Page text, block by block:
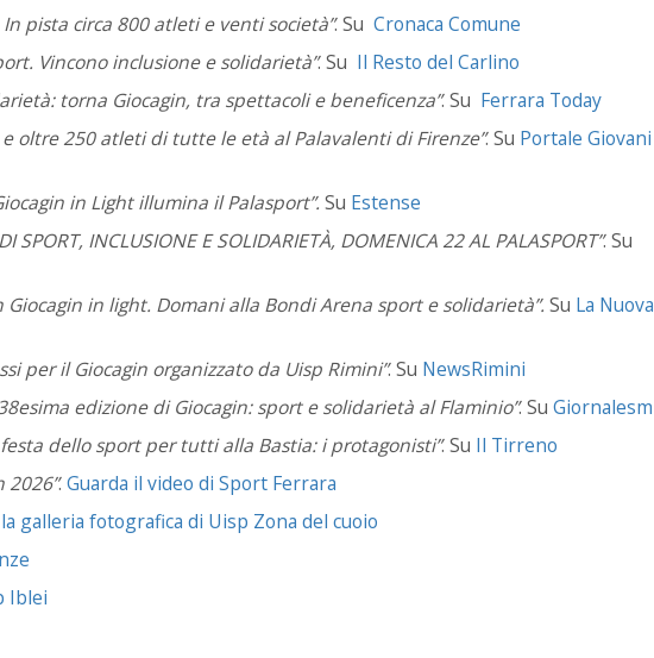
pista circa 800 atleti e venti società”. Su Cronaca Comune
Vincono inclusione e solidarietà”.Su Il Resto del Carlino
torna Giocagin, tra spettacoli e beneficenza”.Su Ferrara Today
e oltre 250 atleti di tutte le età al Palavalenti di Firenze”.Su Portale Giovani
in Light illumina il Palasport”. Su Estense
SPORT, INCLUSIONE E SOLIDARIETÀ, DOMENICA 22 AL PALASPORT”.Su
Giocagin in light. Domani alla Bondi Arena sport e solidarietà”. Su La Nuova
per il Giocagin organizzato da Uisp Rimini”. Su NewsRimini
edizione di Giocagin: sport e solidarietà al Flaminio”. Su Giornalesm
festa dello sport per tutti alla Bastia: i protagonisti”. Su Il Tirreno
2026”.Guarda il video di Sport Ferrara
galleria fotografica di Uisp Zona del cuoio
Iblei